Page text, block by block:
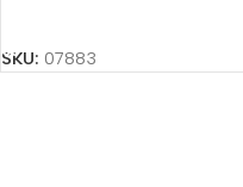
SKU: 07883